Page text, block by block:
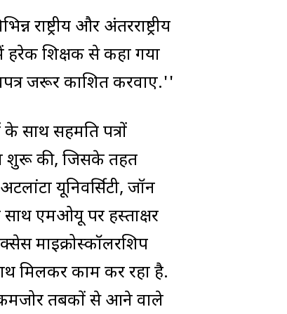
और अंतरराष्ट्रीय
हरेक शिक्षक से कहा गया
जरूर प्रकाशित करवाए.''
के साथ सहमति पत्रों
शुरू की, जिसके तहत
यूनिवर्सिटी, जॉन
साथ एमओयू पर हस्ताक्षर
माइक्रोस्कॉलरशिप
मिलकर काम कर रहा है.
तबकों से आने वाले